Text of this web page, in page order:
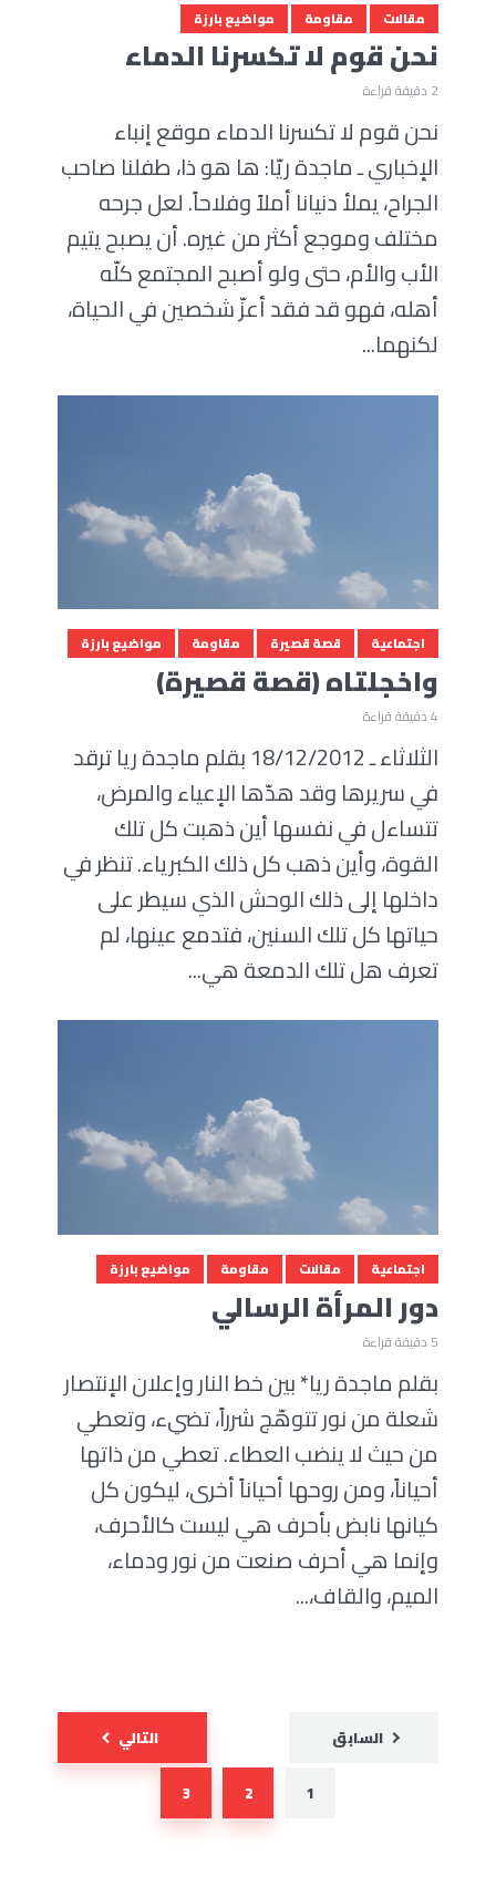
مقالات مقاومة مواضيع بارزة
نحن قوم لا تكسرنا الدماء
2 دقيقة قراءة
نحن قوم لا تكسرنا الدماء موقع إنباء
الإخباري ـ ماجدة ريّا: ها هو ذا، طفلنا صاحب
الجراح، يملأ دنيانا أملاً وفلاحاً. لعل جرحه
مختلف وموجع أكثر من غيره. أن يصبح يتيم
الأب والأم، حتى ولو أصبح المجتمع كلّه
أهله، فهو قد فقد أعزّ شخصين في الحياة،
لكنهما...
اجتماعية قصة قصيرة مقاومة مواضيع بارزة
واخجلتاه (قصة قصيرة)
4 دقيقة قراءة
الثلاثاء ـ 18/12/2012 بقلم ماجدة ريا ترقد
في سريرها وقد هدّها الإعياء والمرض،
تتساءل في نفسها أين ذهبت كل تلك
القوة، وأين ذهب كل ذلك الكبرياء. تنظر في
داخلها إلى ذلك الوحش الذي سيطر على
حياتها كل تلك السنين، فتدمع عينها، لم
تعرف هل تلك الدمعة هي...
اجتماعية مقالات مقاومة مواضيع بارزة
دور المرأة الرسالي
5 دقيقة قراءة
بقلم ماجدة ريا* بين خط النار وإعلان الإنتصار
شعلة من نور تتوهّج شرراً، تضيء، وتعطي
من حيث لا ينضب العطاء. تعطي من ذاتها
أحياناً، ومن روحها أحياناً أخرى، ليكون كل
كيانها نابض بأحرف هي ليست كالأحرف،
وإنما هي أحرف صنعت من نور ودماء،
الميم، والقاف،...
السابقPosts
pagination
1
2
3
التالي